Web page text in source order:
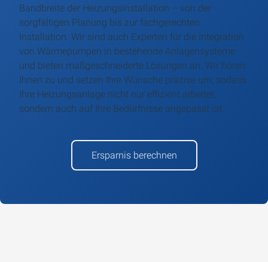
Bandbreite der Heizungsinstallation – von der
sorgfältigen Planung bis zur fachgerechten
Installation. Wir sind auch Experten für die Integration
von Wärmepumpen in bestehende Anlagensysteme
und bieten maßgeschneiderte Lösungen an. Wir hören
Ihnen zu und setzen Ihre Wünsche präzise um, sodass
Ihre Heizungsanlage nicht nur effizient arbeitet,
sondern auch auf Ihre Bedürfnisse angepasst ist.
Ersparnis berechnen